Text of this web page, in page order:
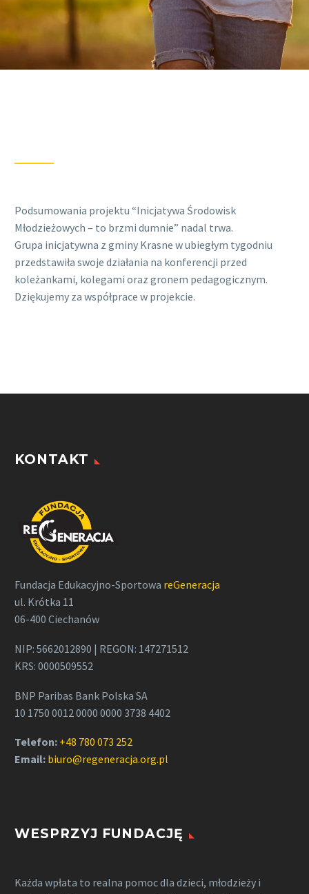
Podsumowania projektu “Inicjatywa Środowisk
Młodzieżowych – to brzmi dumnie” nadal trwa.
Grupa inicjatywna z gminy Krasne w ubiegłym tygodniu
przedstawiła swoje działania na konferencji przed
koleżankami, kolegami oraz gronem pedagogicznym.
Dziękujemy za współprace w projekcie.
KONTAKT
Fundacja Edukacyjno-Sportowa reGeneracja
ul. Krótka 11
06-400 Ciechanów
NIP: 5662012890 | REGON: 147271512
KRS: 0000509552
BNP Paribas Bank Polska SA
10 1750 0012 0000 0000 3738 4402
Telefon: +48 780 073 252
Email: biuro@regeneracja.org.pl
WESPRZYJ FUNDACJĘ
Każda wpłata to realna pomoc dla dzieci, młodzieży i